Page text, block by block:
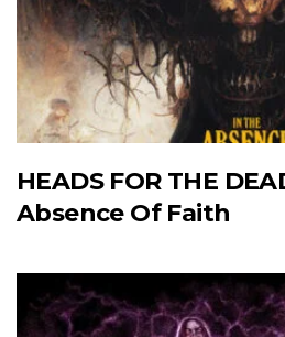
HEADS FOR THE
Absence Of Faith